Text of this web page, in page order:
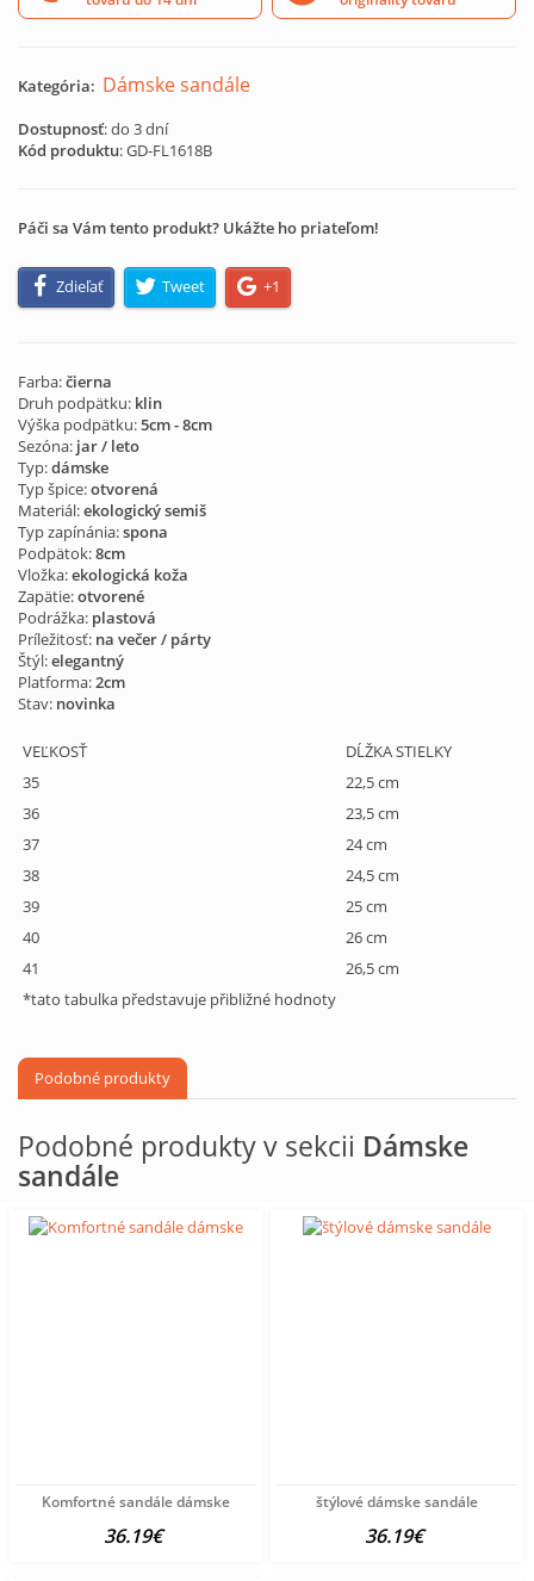
Kategória: Dámske sandále
Dostupnosť: do 3 dní
Kód produktu:GD-FL1618B
Páči sa Vám tento produkt? Ukážte ho priateľom!
Zdieľať Tweet +1
Farba:čierna
Druh podpätku: klin
Výška podpätku:5cm - 8cm
Sezóna: jar / leto
Typ:dámske
Typ špice:otvorená
Materiál:ekologický semiš
Typ zapínánia:spona
Podpätok:8cm
Vložka:ekologická koža
Zapätie:otvorené
Podrážka: plastová
Príležitosť: na večer / párty
Štýl:elegantný
Platforma:2cm
Stav: novinka
VEĽKOSŤ
DĹŽKA STIELKY
35
22,5 cm
36
23,5 cm
37
24 cm
38
24,5 cm
39
25 cm
40
26 cm
41
26,5 cm
*tato tabulka představuje přibližné hodnoty
Podobné produkty
Podobné produkty v sekcii Dámske
sandále
Komfortné sandále dámske
36.19€
štýlové dámske sandále
36.19€